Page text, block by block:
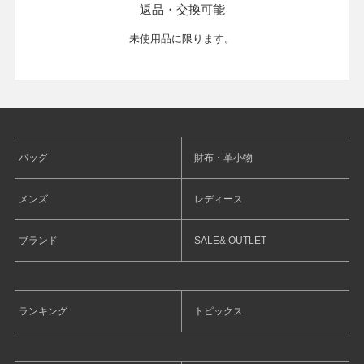
返品・交換可能
未使用品に限ります。
バッグ 財布・革小物
メンズ レディース
ブランド SALE& OUTLET
ランキング トピックス